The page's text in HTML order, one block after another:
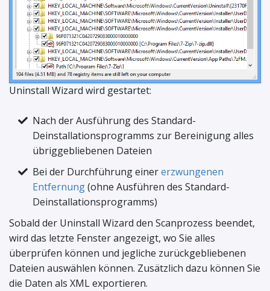
Uninstall Wizard wird gestartet:
Nach der Ausführung des Standard-
Deinstallationsprogramms zur Bereinigung alles
übriggebliebenen Dateien
Bei der Durchführung einererzwungenen
Entfernung(ohne Ausführen des Standard-
Deinstallationsprogramms)
Sobald der Uninstall Wizard den Scanprozess beendet,
wird das letzte Fenster angezeigt, wo Sie alles
überprüfen können und jegliche zurückgebliebenen
Dateien auswählen können. Zusätzlich dazu können Sie
die Daten als XML exportieren.